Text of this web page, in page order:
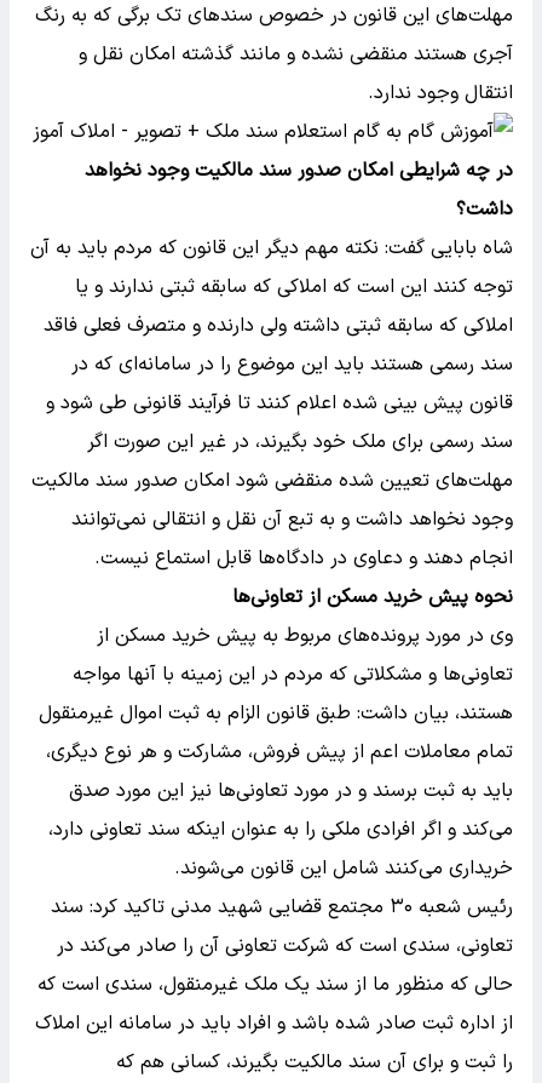
مهلت‌های این قانون در خصوص سند‌های تک برگی که به رنگ
آجری هستند منقضی نشده و مانند گذشته امکان نقل و
انتقال وجود ندارد.
در چه شرایطی امکان صدور سند مالکیت وجود نخواهد
داشت؟
شاه بابایی گفت: نکته مهم دیگر این قانون که مردم باید به آن
توجه کنند این است که املاکی که سابقه ثبتی ندارند و یا
املاکی که سابقه ثبتی داشته ولی دارنده و متصرف فعلی فاقد
سند رسمی هستند باید این موضوع را در سامانه‌ای که در
قانون پیش بینی شده اعلام کنند تا فرآیند قانونی طی شود و
سند رسمی برای ملک خود بگیرند، در غیر این صورت اگر
مهلت‌های تعیین شده منقضی شود امکان صدور سند مالکیت
وجود نخواهد داشت و به تبع آن نقل و انتقالی نمی‌توانند
انجام دهند و دعاوی در دادگاه‌ها قابل استماع نیست.
نحوه پیش خرید مسکن از تعاونی‌ها
وی در مورد پرونده‌های مربوط به پیش خرید مسکن از
تعاونی‌ها و مشکلاتی که مردم در این زمینه با آنها مواجه
هستند، بیان داشت: طبق قانون الزام به ثبت اموال غیرمنقول
تمام معاملات اعم از پیش فروش، مشارکت و هر نوع دیگری،
باید به ثبت برسند و در مورد تعاونی‌ها نیز این مورد صدق
می‌کند و اگر افرادی ملکی را به عنوان اینکه سند تعاونی دارد،
خریداری می‌کنند شامل این قانون می‌شوند.
رئیس شعبه ۳۰ مجتمع قضایی شهید مدنی تاکید کرد: سند
تعاونی، سندی است که شرکت تعاونی آن را صادر می‌کند در
حالی که منظور ما از سند یک ملک غیرمنقول، سندی است که
از اداره ثبت صادر شده باشد و افراد باید در سامانه این املاک
را ثبت و برای آن سند مالکیت بگیرند، کسانی هم که